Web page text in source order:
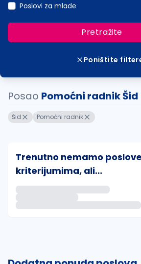
Poslovi za mlade
Pretražite
Poništite
Posao Pomoćni radnik Šid
Šid Pomoćni radnik
Trenutno nemamo
kriterijumima, ali...